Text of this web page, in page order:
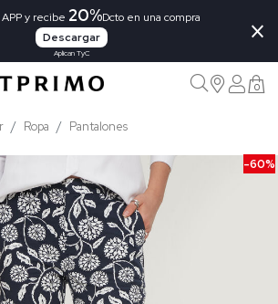
y recibe 20%Dcto en una compra
Descargar
Aplican TyC
×
0
Ropa Pantalones
-60%